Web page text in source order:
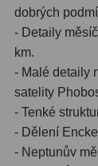
Pokročilé5
Profesionální
Čidla2
Teploměry a
Foto stativy10
dobrých
- Detaily
km.
- Malé detaily
satelity
- Tenké
- Dělení
- Neptunův